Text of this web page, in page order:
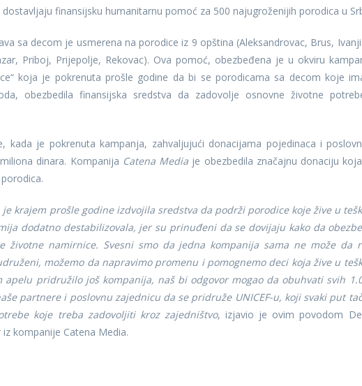
dostavljaju finansijsku humanitarnu pomoć za 500 najugroženijih porodica u
sa decom je usmerena na porodice iz 9 opština (Aleksandrovac, Brus,
Priboj, Prijepolje, Rekovac). Ova pomoć, obezbeđena je u okviru
koja je pokrenuta prošle godine da bi se porodicama sa decom koje
obezbedila finansijska sredstva da zadovolje osnovne životne
kada je pokrenuta kampanja, zahvaljujući donacijama pojedinaca i
dinara. Kompanija Catena Media je obezbedila značajnu donaciju
krajem prošle godine izdvojila sredstva da podrži porodice koje žive u
dodatno destabilizovala, jer su prinuđeni da se dovijaju kako da
životne namirnice. Svesni smo da jedna kompanija sama ne može da
možemo da napravimo promenu i pomognemo deci koja žive u
apelu pridružilo još kompanija, naš bi odgovor mogao da obuhvati svih
partnere i poslovnu zajednicu da se pridruže UNICEF-u, koji svaki put
koje treba zadovoljiti kroz zajedništvo, izjavio je ovim povodom
kompanije Catena Media.